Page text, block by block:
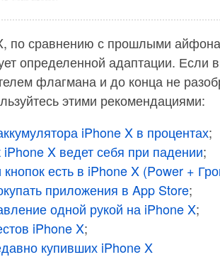
по сравнению с прошлыми
определенной адаптации. Если
флагмана и до конца не
этими рекомендациями:
iPhone X в процентах;
iPhone X ведет себя при падении;
есть в iPhone X (Power +
приложения в App Store;
одной рукой на iPhone X;
iPhone X;
купивших iPhone X